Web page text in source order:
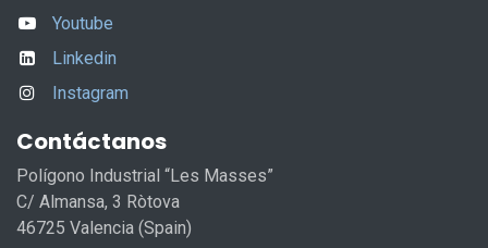
Youtube
Linkedin
Instagram
Contáctanos
Polígono Industrial “Les Masses”
C/ Almansa, 3 Ròtova
46725 Valencia (Spain)